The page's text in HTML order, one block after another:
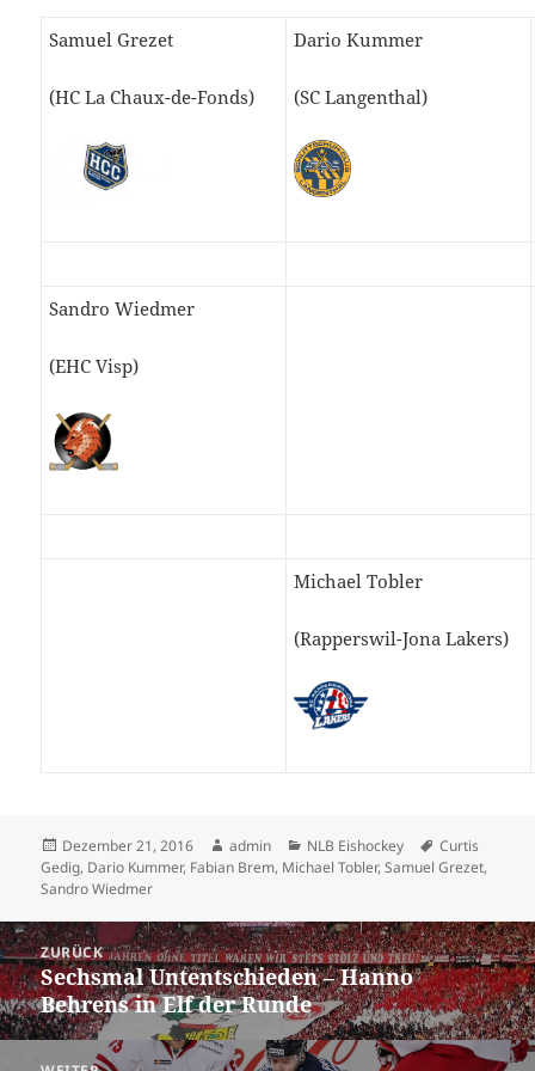
Samuel Grezet
(HC La Chaux-de-Fonds)
Dario Kummer
(SC Langenthal)
Sandro Wiedmer
(EHC Visp)
Michael Tobler
(Rapperswil-Jona Lakers)
Veröffentlicht
am
Dezember 21, 2016 Autor
admin Kategorien
NLB Eishockey Schlagwörter
Curtis
Gedig, Dario Kummer, Fabian Brem, Michael Tobler,Samuel Grezet,
Sandro Wiedmer
Beitrags-
Navigation
ZURÜCK
Vorheriger
Beitrag:
Sechsmal Untentschieden – Hanno
Behrens in Elf der Runde